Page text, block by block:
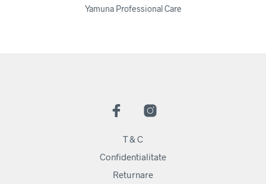
Yamuna Professional Care
T & C
Confidentialitate
Returnare